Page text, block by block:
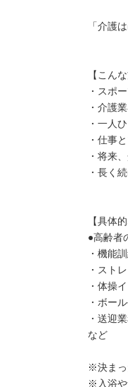
「介護
【こん
・スポ
・介護
・一人
・仕事
・将来
・長く
【具体
●高齢者
・機能
・スト
・体操
・ボー
・送迎
など
※決まっ
※入浴や